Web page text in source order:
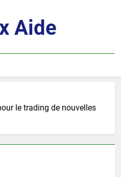
Aide
le trading de nouvelles